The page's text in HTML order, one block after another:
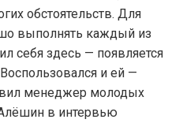
обстоятельств. Для
выполнять каждый из
себя здесь — появляется
и ей —
менеджер молодых
в интервью